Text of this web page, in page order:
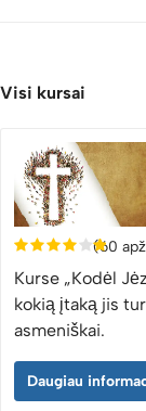
Visi kursai
(60
Kurse „Kodėl
kokią įtaką jis
asmeniškai.
Daugiau